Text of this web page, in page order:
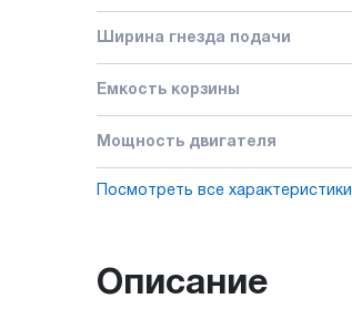
Ширина гнезда подачи
Емкость корзины
Мощность двигателя
Посмотреть все характеристики
Описание